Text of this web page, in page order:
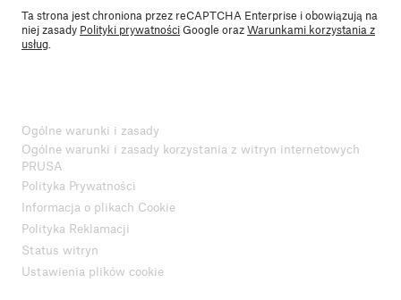
Ta strona jest chroniona przez reCAPTCHA Enterprise i obowiązują na
niej zasady Polityki prywatnościGoogle orazWarunkami korzystania z
usług
Ogólne warunki i zasady
Ogólne warunki i zasady korzystania z witryn internetowych
PRUSA
Polityka Prywatności
Informacja o plikach Cookie
Polityka Reklamacji
Status witryn
Ustawienia plików cookie